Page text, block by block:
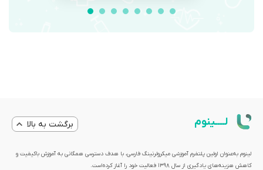
لــــینوم برگشت به بالا
لینوم به‌عنوان اولین پلتفرم آموزشی میکرولرنینگ فارسی، با هدف دسترسی همگانی به آموزش باکیفیت و
کاهش هزینه‌های یادگیری از سال 1398 فعالیت خود را آغاز کرده‌است.